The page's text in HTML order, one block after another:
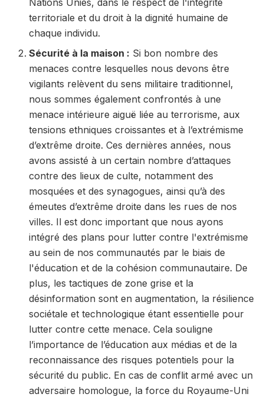
territoriale et du droit à la dignité humaine de
chaque individu.
Sécurité à la maison : Si bon nombre des
menaces contre lesquelles nous devons être
vigilants relèvent du sens militaire traditionnel,
nous sommes également confrontés à une
menace intérieure aiguë liée au terrorisme, aux
tensions ethniques croissantes et à l’extrémisme
d’extrême droite. Ces dernières années, nous
avons assisté à un certain nombre d’attaques
contre des lieux de culte, notamment des
mosquées et des synagogues, ainsi qu’à des
émeutes d’extrême droite dans les rues de nos
villes. Il est donc important que nous ayons
intégré des plans pour lutter contre l'extrémisme
au sein de nos communautés par le biais de
l'éducation et de la cohésion communautaire. De
plus, les tactiques de zone grise et la
désinformation sont en augmentation, la résilience
sociétale et technologique étant essentielle pour
lutter contre cette menace. Cela souligne
l’importance de l’éducation aux médias et de la
reconnaissance des risques potentiels pour la
sécurité du public. En cas de conflit armé avec un
adversaire homologue, la force du Royaume-Uni